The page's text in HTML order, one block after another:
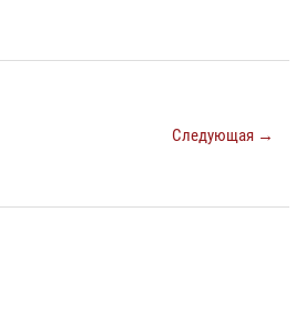
Следующая →